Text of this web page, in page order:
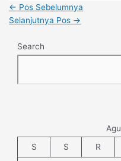
← Pos Sebelumnya
Selanjutnya Pos →
Search
S
S R